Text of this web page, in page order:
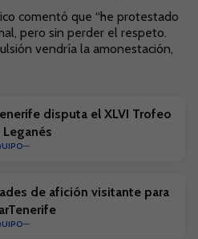
comentó que “he protestado
pero sin perder el respeto.
vendría la amonestación,
disputa el XLVI Trofeo
de afición visitante para